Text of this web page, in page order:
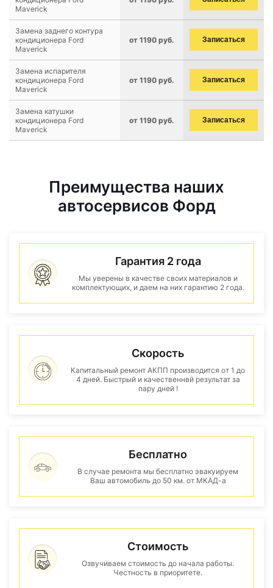
Maverick
Замена заднего контура
кондиционера Ford
Maverick
от 1190 руб. Записаться
Замена испарителя
кондиционера Ford
Maverick
от 1190 руб. Записаться
Замена катушки
кондиционера Ford
Maverick
от 1190 руб. Записаться
Преимущества наших
автосервисов Форд
Гарантия 2 года
Мы уверены в качестве своих материалов и
комплектующих, и даем на них гарантию 2 года.
Скорость
Капитальный ремонт АКПП производится от 1 до
4 дней. Быстрый и качественнвй результат за
пару дней !
Бесплатно
В случае ремонта мы бесплатно эвакуируем
Ваш автомобиль до 50 км. от МКАД-а
Стоимость
Озвучиваем стоимость до начала работы.
Честность в приоритете.